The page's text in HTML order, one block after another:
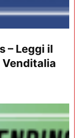
– Leggi il
Venditalia